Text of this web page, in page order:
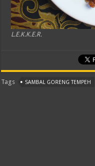
L.E.K.K.E.R.
Tags SAMBAL GORENG TEMPEH